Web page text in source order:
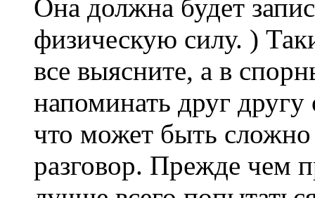
Она должна будет
физическую силу. )
все выясните, а в
напоминать друг
что может быть сложно
разговор. Прежде чем